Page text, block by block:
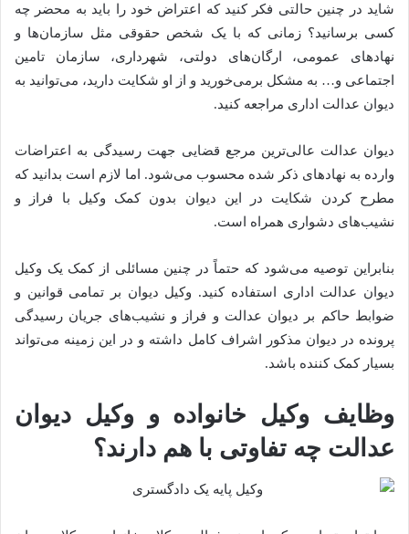
شاید در چنین حالتی فکر کنید که اعتراض خود را باید به محضر چه
کسی برسانید؟ زمانی که با یک شخص حقوقی مثل سازمان‌ها و
نهادهای عمومی، ارگان‌های دولتی، شهرداری، سازمان تامین
اجتماعی و… به مشکل برمی‌خورید و از او شکایت دارید، می‌توانید به
دیوان عدالت اداری مراجعه کنید.
دیوان عدالت عالی‌ترین مرجع قضایی جهت رسیدگی به اعتراضات
وارده به نهادهای ذکر شده محسوب می‌شود. اما لازم است بدانید که
مطرح کردن شکایت در این دیوان بدون کمک وکیل با فراز و
نشیب‌های دشواری همراه است.
بنابراین توصیه می‌شود که حتماً در چنین مسائلی از کمک یک وکیل
دیوان عدالت اداری استفاده کنید. وکیل دیوان بر تمامی قوانین و
ضوابط حاکم بر دیوان عدالت و فراز و نشیب‌های جریان رسیدگی
پرونده در دیوان مذکور اشراف کامل داشته و در این زمینه می‌تواند
بسیار کمک کننده باشد.
وظایف وکیل خانواده و وکیل دیوان
عدالت چه تفاوتی با هم دارند؟